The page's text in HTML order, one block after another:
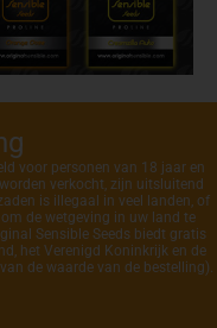
voor personen van 18 jaar en
verkocht, zijn uitsluitend
is illegaal in veel landen, of
de wetgeving in uw land te
Sensible Seeds biedt gratis
het Verenigd Koninkrijk en de
de waarde van de bestelling).